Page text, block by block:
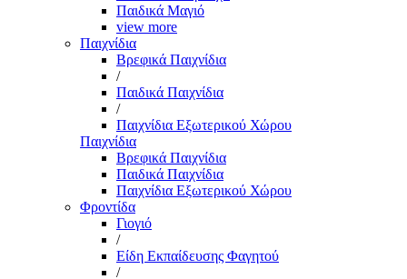
Παιδικά Μαγιό
view more
Παιχνίδια
Βρεφικά Παιχνίδια
/
Παιδικά Παιχνίδια
/
Παιχνίδια Εξωτερικού Χώρου
Παιχνίδια
Βρεφικά Παιχνίδια
Παιδικά Παιχνίδια
Παιχνίδια Εξωτερικού Χώρου
Φροντίδα
Γιογιό
/
Είδη Εκπαίδευσης Φαγητού
/